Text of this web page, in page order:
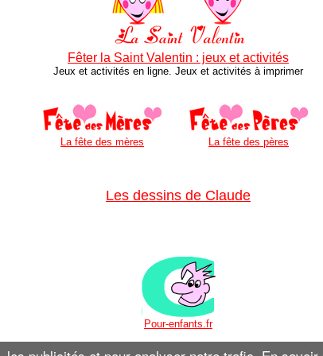
Fêter la Saint Valentin : jeux et activités
Jeux et activités en ligne. Jeux et activités à imprimer
La fête des mères La fête des pères
Les dessins de Claude
Pour-enfants.fr